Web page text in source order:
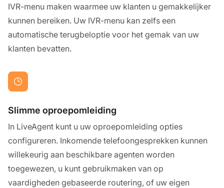
IVR-menu maken waarmee uw klanten u gemakkelijker
kunnen bereiken. Uw IVR-menu kan zelfs een
automatische terugbeloptie voor het gemak van uw
klanten bevatten.
Slimme oproepomleiding
In LiveAgent kunt u uw oproepomleiding opties
configureren. Inkomende telefoongesprekken kunnen
willekeurig aan beschikbare agenten worden
toegewezen, u kunt gebruikmaken van op
vaardigheden gebaseerde routering, of uw eigen